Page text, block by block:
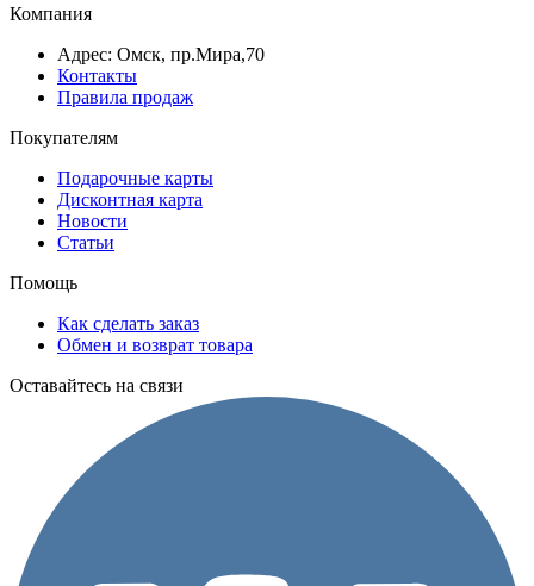
Компания
Адрес: Омск, пр.Мира,70
Контакты
Правила продаж
Покупателям
Подарочные карты
Дисконтная карта
Новости
Статьи
Помощь
Как сделать заказ
Обмен и возврат товара
Оставайтесь на связи